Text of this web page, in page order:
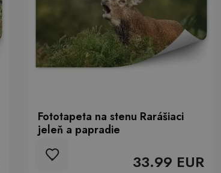
Fototapeta na stenu Rarášiaci
jeleň a papradie
33.99 EUR